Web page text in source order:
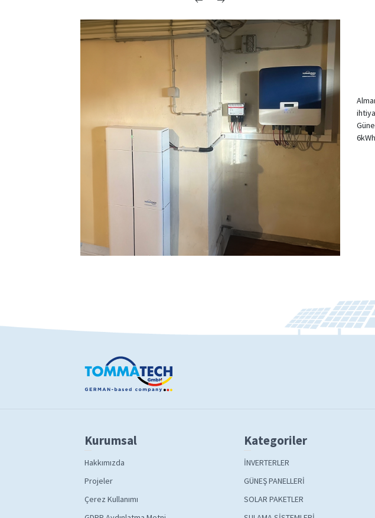
Kurumsal
Hakkımızda
Projeler
Çerez Kullanımı
Kategoriler
İNVERTERLER
GÜNEŞ PANELLERİ
SOLAR PAKETLER